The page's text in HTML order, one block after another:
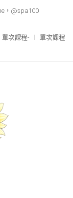
，@spa100
單次課程-
單次課程